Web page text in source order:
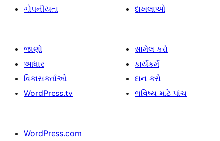
ગોપનીયતા
દાખલાઓ
જાણો
આધાર
વિકાસકર્તાઓ
WordPress.tv
સામેલ કરો
કાર્યકર્મ
દાન કરો
ભવિષ્ય માટે પાંચ
WordPress.com